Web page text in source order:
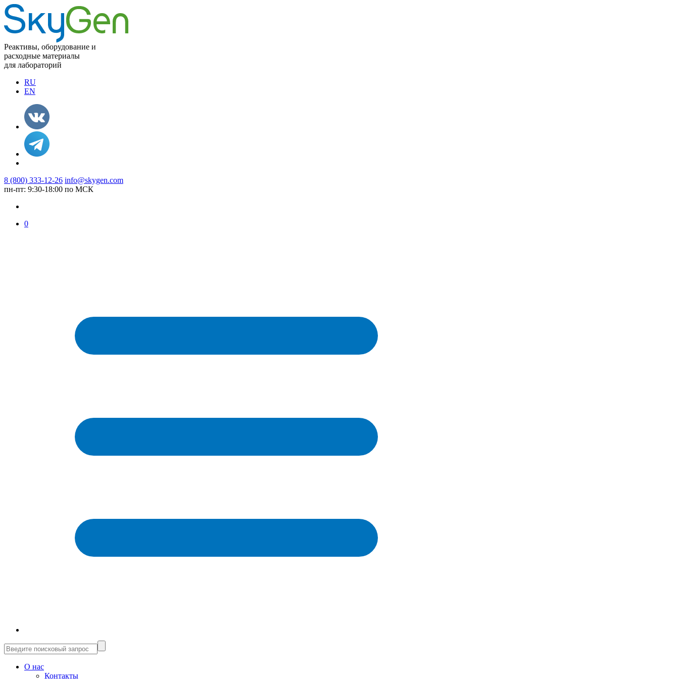
Реактивы, оборудование и
расходные материалы
для лабораторий
RU
EN
8 (800) 333-12-26 info@skygen.com
пн-пт: 9:30-18:00 по МСК
0
О нас
Контакты